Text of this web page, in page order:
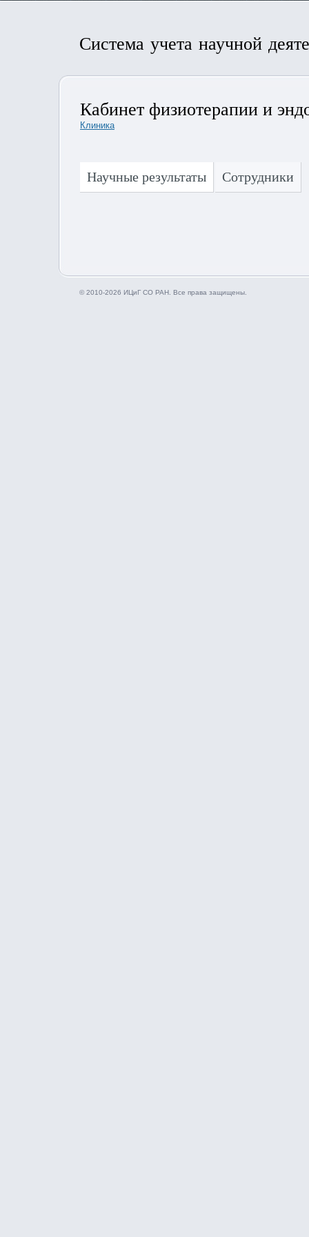
Система учета научной
Кабинет физиотерапии и
Клиника
Научные результаты Сотрудники
© 2010-2026 ИЦиГ СО РАН. Все права защищены.